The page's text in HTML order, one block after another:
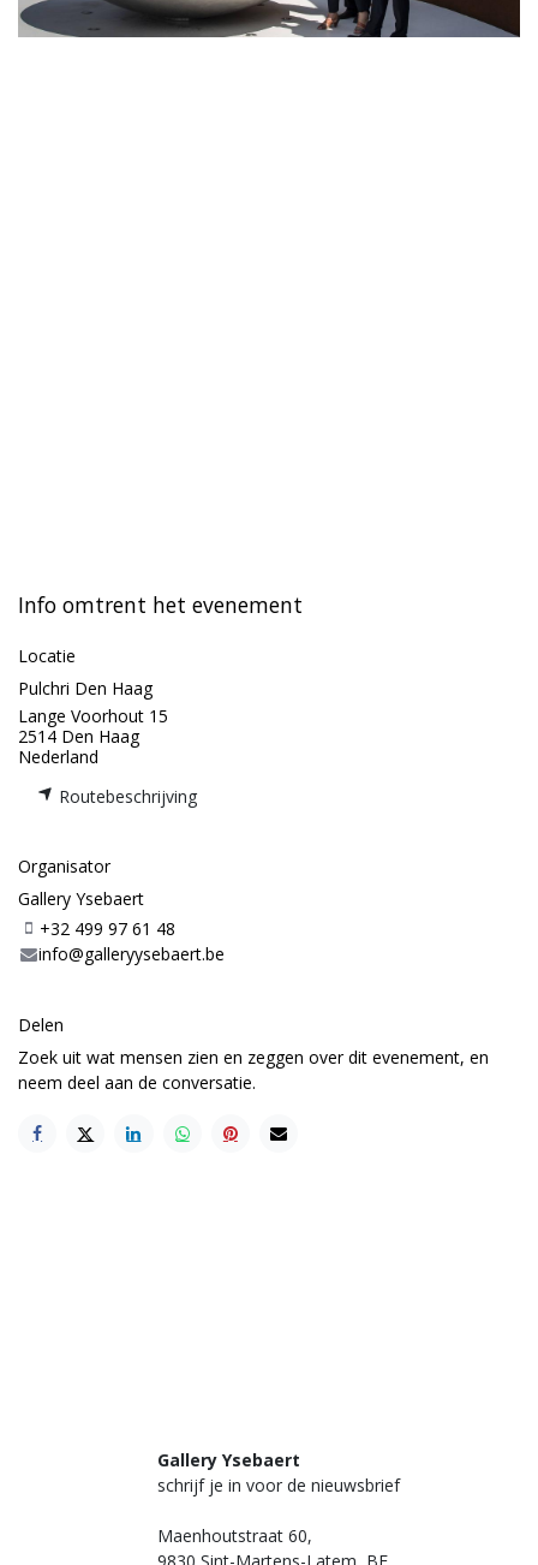
Info omtrent het evenement
Locatie
Pulchri Den Haag
Lange Voorhout 15
2514 Den Haag
Nederland
Routebeschrijving
Organisator
Gallery Ysebaert
+32 499 97 61 48
info@galleryysebaert.be
Delen
Zoek uit wat mensen zien en zeggen over dit evenement, en
neem deel aan de conversatie.
Gallery Ysebaert
schrijf je in voor de nieuwsbrief
Maenhoutstraat 60,